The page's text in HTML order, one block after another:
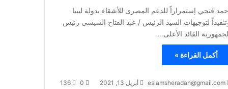
فتحي إستمراراً للدعم المصرى للأشقاء بدولة ليبيا
لتوجيهات السيد الرئيس / عبد الفتاح السيسى رئيس
القائد الأعلى…
أكمل القراءة »
eslamsheradah@gmail.com أبريل 13, 2021 0
136